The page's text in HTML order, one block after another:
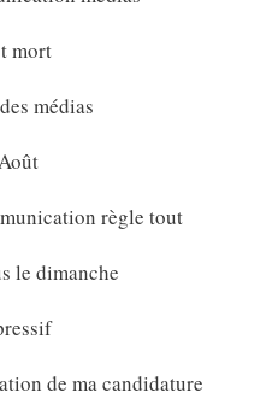
mort
médias
règle tout
le dimanche
de ma candidature